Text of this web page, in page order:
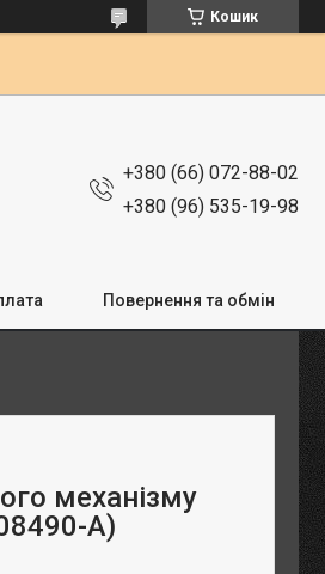
Кошик
+380 (66) 072-88-02
+380 (96) 535-19-98
Повернення та обмін
механізму
А)